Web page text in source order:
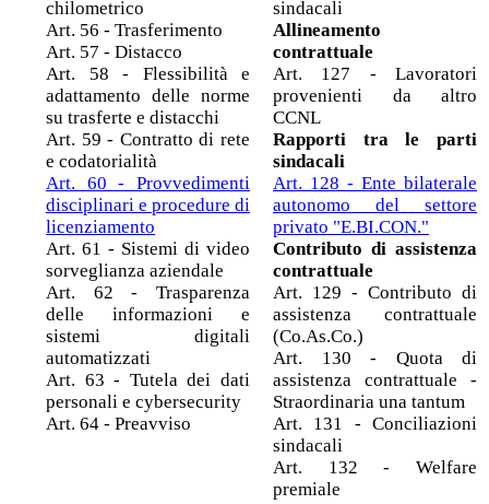
chilometrico
Art. 56 - Trasferimento
Art. 57 - Distacco
Art. 58 - Flessibilità e
adattamento delle norme
su trasferte e distacchi
Art. 59 - Contratto di rete
e codatorialità
Art. 60 - Provvedimenti
disciplinari e procedure di
licenziamento
Art. 61 - Sistemi di video
sorveglianza aziendale
Art. 62 - Trasparenza
delle informazioni e
sistemi digitali
automatizzati
Art. 63 - Tutela dei dati
personali e cybersecurity
Art. 64 - Preavviso
sindacali
Allineamento
contrattuale
Art. 127 - Lavoratori
provenienti da altro
CCNL
Rapporti tra le parti
sindacali
Art. 128 - Ente bilaterale
autonomo del settore
privato "E.BI.CON."
Contributo di assistenza
contrattuale
Art. 129 - Contributo di
assistenza contrattuale
(Co.As.Co.)
Art. 130 - Quota di
assistenza contrattuale -
Straordinaria una tantum
Art. 131 - Conciliazioni
sindacali
Art. 132 - Welfare
premiale